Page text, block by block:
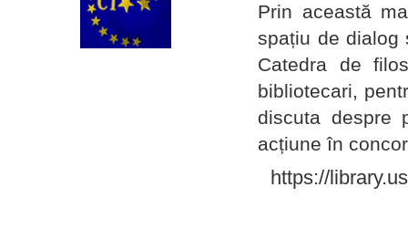
Prin această
spațiu de dialog
Catedra de
bibliotecari,
discuta despre
acțiune în
https://